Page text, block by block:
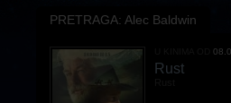
PRETRAGA: Alec Baldwin
Rust